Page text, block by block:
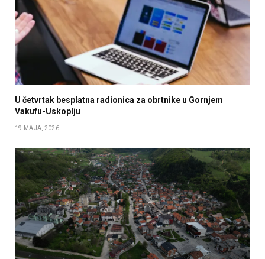
U četvrtak besplatna radionica za obrtnike u Gornjem
Vakufu-Uskoplju
19 MAJA, 2026